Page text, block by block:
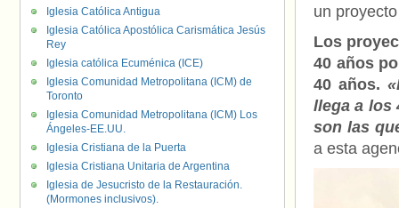
un
Los
40 años
40 años.
llega a los
son las
a esta
Iglesia Católica Antigua
Iglesia Católica Apostólica Carismática Jesús
Rey
Iglesia católica Ecuménica (ICE)
Iglesia Comunidad Metropolitana (ICM) de
Toronto
Iglesia Comunidad Metropolitana (ICM) Los
Ángeles-EE.UU.
Iglesia Cristiana de la Puerta
Iglesia Cristiana Unitaria de Argentina
Iglesia de Jesucristo de la Restauración.
(Mormones inclusivos).